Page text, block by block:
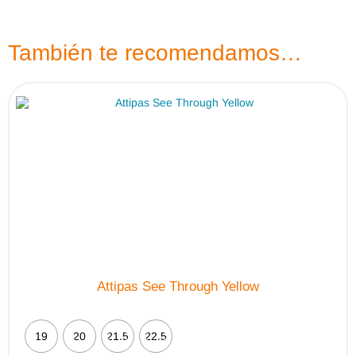
También te recomendamos…
Attipas See Through Yellow
19 20 21.5 22.5